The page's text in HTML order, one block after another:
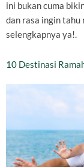
ini bukan cuma
dan rasa ingin tahu
selengkapnya ya!.
10 Destinasi